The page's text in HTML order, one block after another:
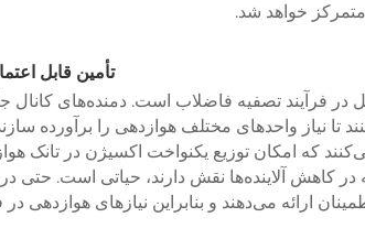
خواهد شد.
تأمین قابل
تا نیاز واحدهای مختلف هوازدهی را برآورده
که امکان توزیع یکنواخت اکسیژن در تانک
کاهش آلاینده‌ها نقش دارند، حیاتی است. حتی در
ارائه می‌دهند و بنابراین نیازهای هوازدهی